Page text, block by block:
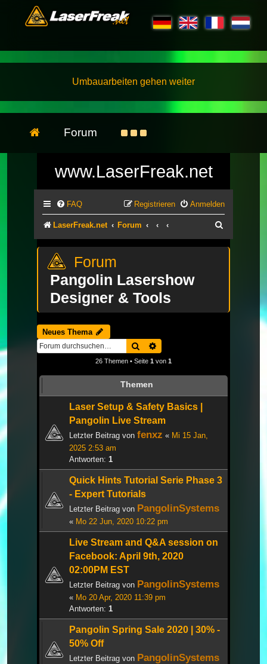
Umbauarbeiten gehen weiter
Forum
www.LaserFreak.net
FAQ Anmelden
Registrieren
LaserFreak.net Forum
Pangolin Lasershow
Designer & Tools
Neues Thema
Suche
26 Themen • Seite 1 von 1
Themen
Laser Setup & Safety Basics |
Pangolin Live Stream
Letzter Beitrag von fenxz « Mi 15 Jan,
2025 2:53 am
Antworten: 1
Quick Hints Tutorial Serie Phase 3
- Expert Tutorials
Letzter Beitrag von PangolinSystems
« Mo 22 Jun, 2020 10:22 pm
Live Stream and Q&A session on
Facebook: April 9th, 2020
02:00PM EST
Letzter Beitrag von PangolinSystems
« Mo 20 Apr, 2020 11:39 pm
Antworten: 1
Pangolin Spring Sale 2020 | 30% -
50% Off
Letzter Beitrag von PangolinSystems